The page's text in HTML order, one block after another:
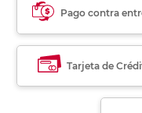
Pago contra
Tarjeta de